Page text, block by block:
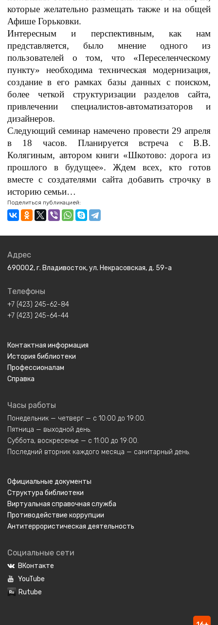
которые желательно размещать также и на общей
Афише Горьковки.
Интересным и перспективным, как нам
представляется,
было мнение одного из
пользователей о том, что «Переселенческому
пункту» необходима техническая модернизация,
создание в его рамках базы данных с поиском,
более четкой структуризации разделов сайта,
привлечении специалистов-автоматизаторов и
дизайнеров.
Следующий семинар намечено провести 29 апреля
в 18 часов. Планируется встреча с
В.В.
Колягиным, автором книги «Шкотово: дорога из
прошлого в будущее». Ждем всех, кто готов
вместе с создателями сайта добавить строчку в
историю семьи…
Поделиться публикацией:
Адрес
690002, г. Владивосток, ул. Некрасовская, д. 59-а
Телефоны
+7 (423) 245-62-84
+7 (423) 245-64-44
Контактная информация
История библиотеки
Профессионалам
Справка
Часы работы
Понедельник — четверг — с 10:00 до 19:00.
Пятница — выходной день.
Суббота, воскресенье — с 11:00 до 19:00.
Последний вторник каждого месяца — санитарный день.
Официальные документы
Структура библиотеки
Виртуальная справочная служба
Противодействие коррупции
Антитеррористическая деятельность
Социальные сети
ВКонтакте
YouTube
Rutube